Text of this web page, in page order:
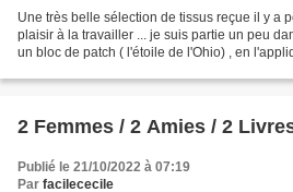
Une très belle sélection de tissus reçue il y a
plaisir à la travailler ... je suis partie un peu
un bloc de patch ( l'étoile de l'Ohio) , en
2 Femmes / 2 Amies / 2
Publié le 21/10/2022 à 07:19
Par facilececile